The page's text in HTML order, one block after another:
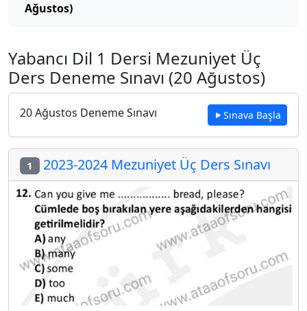
Ağustos)
Yabancı Dil 1 Dersi Mezuniyet Üç
Ders Deneme Sınavı (20 Ağustos)
20 Ağustos Deneme Sınavı Sınava Başla
1 2023-2024 Mezuniyet Üç Ders Sınavı